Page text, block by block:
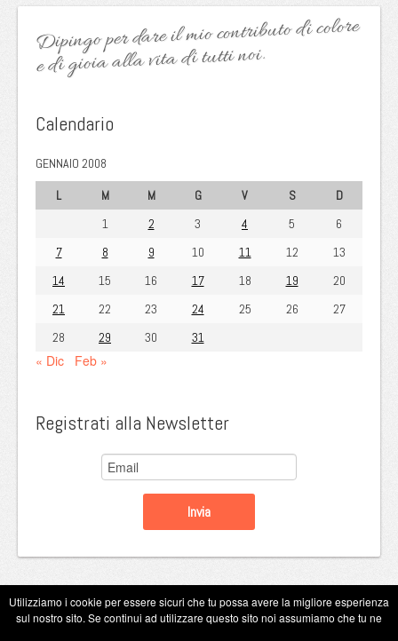
Dipingo per dare il mio contributo di colore
e di gioia alla vita di tutti noi.
Calendario
GENNAIO 2008
L
M M G V S
D
1
2 3 4 5
6
7
8 9 10 11 12
13
14
15 16 17 18 19
20
21
22 23 24 25 26
27
28
29 30 31
« Dic Feb »
Registrati alla Newsletter
Copyright Eugenio Guarini 2026
Utilizziamo i cookie per essere sicuri che tu possa avere la migliore esperienza
sul nostro sito. Se continui ad utilizzare questo sito noi assumiamo che tu ne